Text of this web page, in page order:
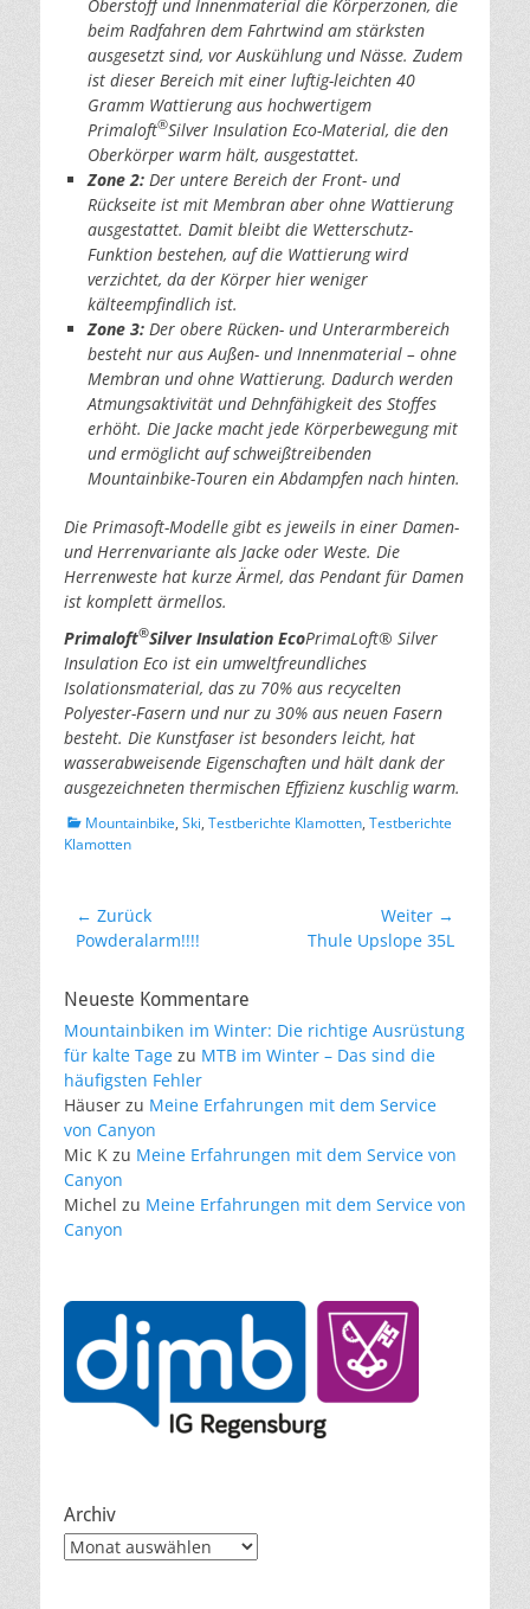
Oberstoff und Innenmaterial die Körperzonen, die
beim Radfahren dem Fahrtwind am stärksten
ausgesetzt sind, vor Auskühlung und Nässe. Zudem
ist dieser Bereich mit einer luftig-leichten 40
Gramm Wattierung aus hochwertigem
Primaloft®Silver Insulation Eco-Material, die den
Oberkörper warm hält, ausgestattet.
Zone 2: Der untere Bereich der Front- und
Rückseite ist mit Membran aber ohne Wattierung
ausgestattet. Damit bleibt die Wetterschutz-
Funktion bestehen, auf die Wattierung wird
verzichtet, da der Körper hier weniger
kälteempfindlich ist.
Zone 3: Der obere Rücken- und Unterarmbereich
besteht nur aus Außen- und Innenmaterial – ohne
Membran und ohne Wattierung. Dadurch werden
Atmungsaktivität und Dehnfähigkeit des Stoffes
erhöht. Die Jacke macht jede Körperbewegung mit
und ermöglicht auf schweißtreibenden
Mountainbike-Touren ein Abdampfen nach hinten.
Die Primasoft-Modelle gibt es jeweils in einer Damen-
und Herrenvariante als Jacke oder Weste. Die
Herrenweste hat kurze Ärmel, das Pendant für Damen
ist komplett ärmellos.
Primaloft®Silver Insulation EcoPrimaLoft® Silver
Insulation Eco ist ein umweltfreundliches
Isolationsmaterial, das zu 70% aus recycelten
Polyester-Fasern und nur zu 30% aus neuen Fasern
besteht. Die Kunstfaser ist besonders leicht, hat
wasserabweisende Eigenschaften und hält dank der
ausgezeichneten thermischen Effizienz kuschlig warm.
Kategorien
Mountainbike, Ski, Testberichte Klamotten, Testberichte
Klamotten
Beitragsnavigation
← Zurück
Vorheriger
Powderalarm!!!!
Weiter →
NächsterThule Upslope 35L
Neueste Kommentare
Mountainbiken im Winter: Die richtige Ausrüstung
für kalte Tage zu MTB im Winter – Das sind die
häufigsten Fehler
Häuser zu Meine Erfahrungen mit dem Service
von Canyon
Mic K zu Meine Erfahrungen mit dem Service von
Canyon
Michel zu Meine Erfahrungen mit dem Service von
Canyon
Archiv
Archiv